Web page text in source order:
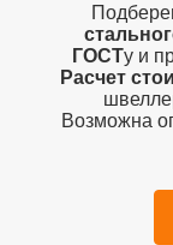
ГОСТу и
Расчет
Возможна